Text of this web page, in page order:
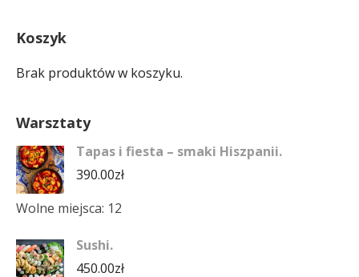
Koszyk
Brak produktów w koszyku.
Warsztaty
Tapas i fiesta – smaki Hiszpanii.
390.00zł
Wolne miejsca: 12
Sushi.
450.00zł